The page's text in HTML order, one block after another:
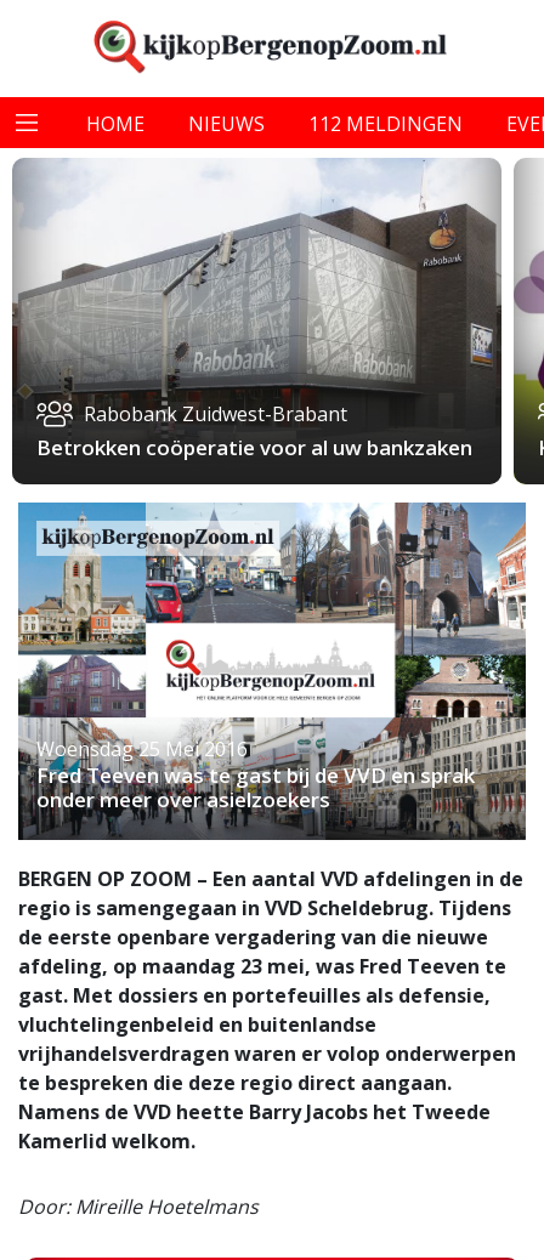
HOME NIEUWS 112 MELDINGEN
Rabobank Zuidwest-Brabant
Betrokken coöperatie voor al uw bankzaken
Woensdag 25 Mei 2016
Fred Teeven was te gast bij de VVD en sprak
onder meer over asielzoekers
BERGEN OP ZOOM – Een aantal VVD afdelingen in de
regio is samengegaan in VVD Scheldebrug. Tijdens
de eerste openbare vergadering van die nieuwe
afdeling, op maandag 23 mei, was Fred Teeven te
gast. Met dossiers en portefeuilles als defensie,
vluchtelingenbeleid en buitenlandse
vrijhandelsverdragen waren er volop onderwerpen
te bespreken die deze regio direct aangaan.
Namens de VVD heette Barry Jacobs het Tweede
Kamerlid welkom.
Door: Mireille Hoetelmans